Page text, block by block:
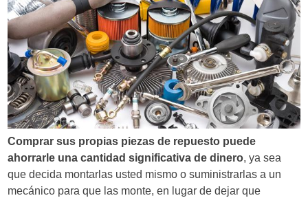
i
ó
n
d
e
e
n
t
Comprar sus propias piezas de repuesto puede
ahorrarle una cantidad significativa de dinero, ya sea
que decida montarlas usted mismo o suministrarlas a un
mecánico para que las monte, en lugar de dejar que